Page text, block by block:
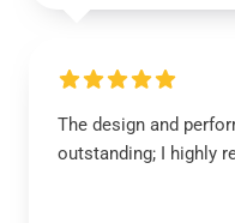
The design and
outstanding; I highly